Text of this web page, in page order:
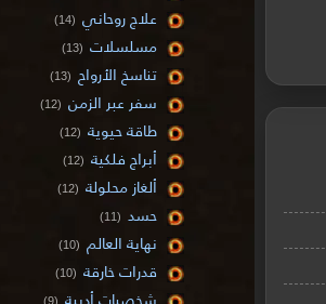
علاج روحاني (14)
مسلسلات (13)
تناسخ الأرواح (13)
سفر عبر الزمن (12)
طاقة حيوية (12)
أبراج فلكية (12)
ألغاز محلولة (12)
حسد (11)
نهاية العالم (10)
قدرات خارقة (10)
(9)